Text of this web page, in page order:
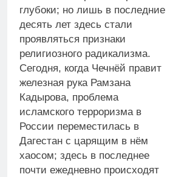
глубоки; но лишь в последние
десять лет здесь стали
проявляться признаки
религиозного радикализма.
Сегодня, когда Чечнёй правит
железная рука Рамзана
Кадырова, проблема
исламского терроризма в
России переместилась в
Дагестан с царящим в нём
хаосом; здесь в последнее
почти ежедневно происходят